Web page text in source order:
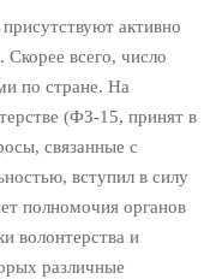
активно
Скорее всего, число
по стране. На
(ФЗ-15, принят в
связанные с
вступил в силу
полномочия органов
волонтерства и
различные